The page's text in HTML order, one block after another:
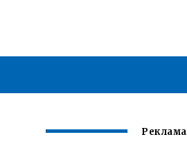
Реклама